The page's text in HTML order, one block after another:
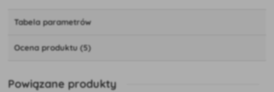
Tabela parametrów
Ocena produktu (5)
Powiązane produkty